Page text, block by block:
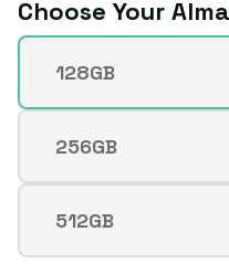
Choose Your
Almacenamiento
128GB
Variante
agotada
o
no
disponible
256GB
Variante
agotada
o
no
disponible
512GB
Variante
agotada